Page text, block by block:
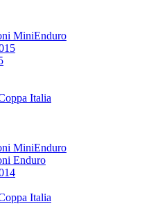
MiniEnduro
Italia
MiniEnduro
Enduro
Italia